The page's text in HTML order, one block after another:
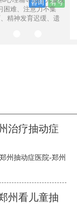
困难、注意力不集
精神发育迟缓、遗
咨询 有号
治疗抽动症
州抽动症医院-郑州
州看儿童抽